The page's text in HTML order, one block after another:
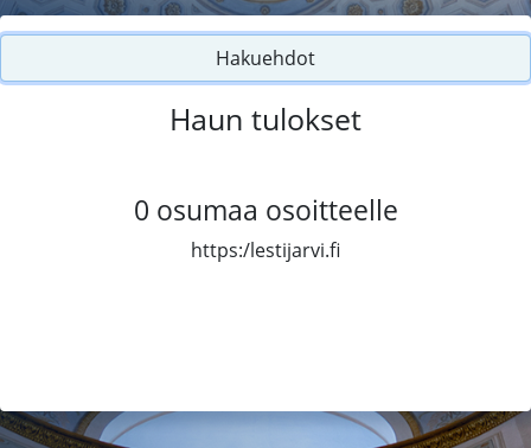
Hakuehdot
Haun tulokset
0 osumaa osoitteelle
https:/lestijarvi.fi